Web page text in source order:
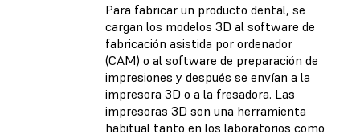
Para fabricar un producto dental, se
cargan los modelos 3D al software de
fabricación asistida por ordenador
(CAM) o al software de preparación de
impresiones y después se envían a la
impresora 3D o a la fresadora. Las
impresoras 3D son una herramienta
habitual tanto en los laboratorios como